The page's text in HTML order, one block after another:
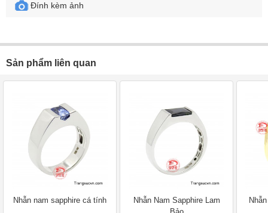
Đính kèm ảnh
Sản phẩm liên quan
Nhẫn nam sapphire cá tính
Nhẫn Nam Sapphire Lam